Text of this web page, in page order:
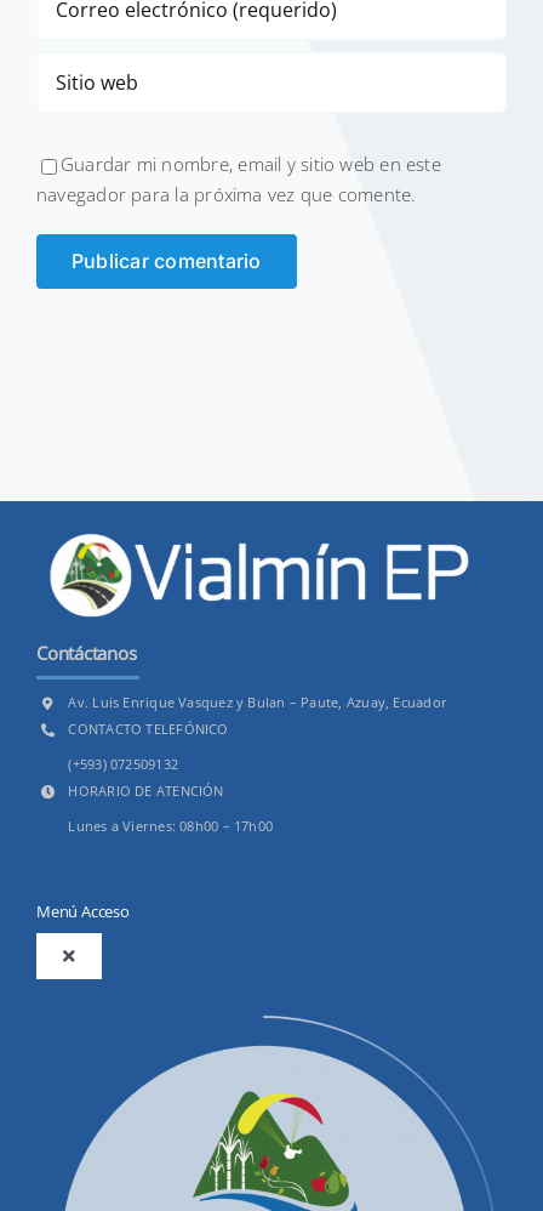
Guardar mi nombre, email y sitio web en este
navegador para la próxima vez que comente.
Contáctanos
Av. Luis Enrique Vasquez y Bulan – Paute, Azuay, Ecuador
CONTACTO TELEFÓNICO
(+593) 072509132
HORARIO DE ATENCIÓN
Lunes a Viernes: 08h00 – 17h00
Menú Acceso
Toggle
Productos y Servicios
Convocatorias Precalificación